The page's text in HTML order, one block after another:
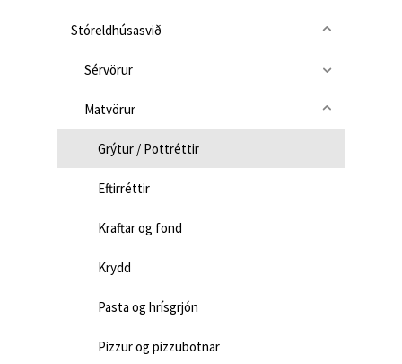
Stóreldhúsasvið
Sérvörur
Matvörur
Grýtur / Pottréttir
Eftirréttir
Kraftar og fond
Krydd
Pasta og hrísgrjón
Pizzur og pizzubotnar